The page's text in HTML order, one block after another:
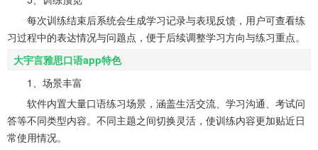
每次训练结束后系统会生成学习记录与表现反馈，用户可查看练
习过程中的表达情况与问题点，便于后续调整学习方向与练习重点。
大宇言雅思口语app特色
1、场景丰富
软件内置大量口语练习场景，涵盖生活交流、学习沟通、考试问
答等不同类型内容。不同主题之间切换灵活，使训练内容更加贴近日
常使用情况。